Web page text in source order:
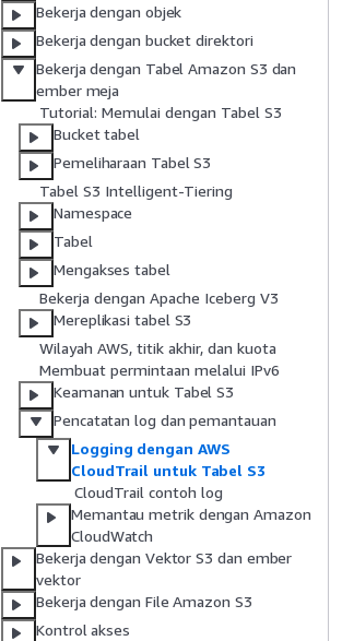
Bekerja dengan objek
Bekerja dengan bucket direktori
Bekerja dengan Tabel Amazon S3 dan
ember meja
Tutorial: Memulai dengan Tabel S3
Bucket tabel
Pemeliharaan Tabel S3
Tabel S3 Intelligent-Tiering
Namespace
Tabel
Mengakses tabel
Bekerja dengan Apache Iceberg V3
Mereplikasi tabel S3
Wilayah AWS, titik akhir, dan kuota
Membuat permintaan melalui IPv6
Keamanan untuk Tabel S3
Pencatatan log dan pemantauan
Logging dengan AWS
CloudTrail untuk Tabel S3
CloudTrail contoh log
Memantau metrik dengan Amazon
CloudWatch
Bekerja dengan Vektor S3 dan ember
vektor
Bekerja dengan File Amazon S3
Kontrol akses